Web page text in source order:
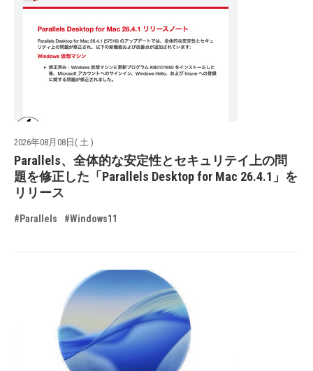
2026年08月08日( 土 )
Parallels、全体的な安定性とセキュリテイ上の問
題を修正した「Parallels Desktop for Mac 26.4.1」を
リリース
#Parallels #Windows11